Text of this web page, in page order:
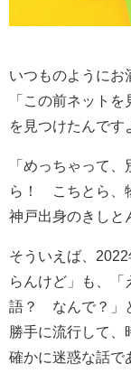
いつものようにお
「この前ネット
を見つけたんです
「めっちゃって
ら！ こちとら、
神戸出身のきしと
そういえば、
らんけど」も、「
語？ なんで？」
勝手に流行して、
確かに迷惑な話で